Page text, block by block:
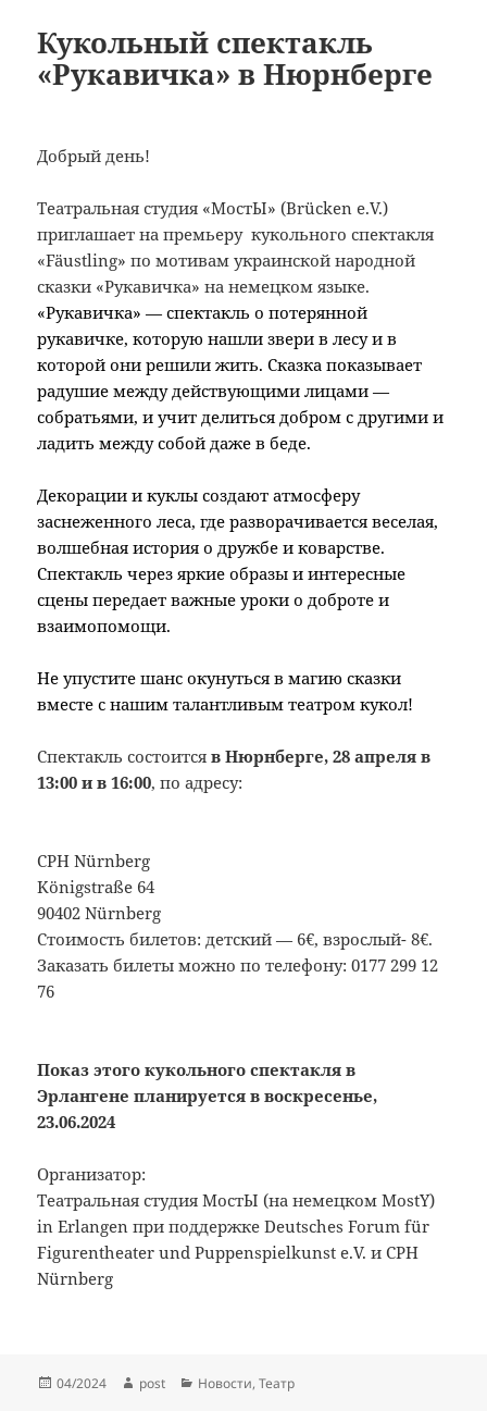
Кукольный спектакль
«Рукавичка» в Нюрнберге
Добрый день!
Театральная студия «МостЫ» (Brücken e.V.)
приглашает на премьеру кукольного спектакля
«Fäustling» по мотивам украинской народной
сказки «Рукавичка» на немецком языке.
«Рукавичка» — спектакль о потерянной
рукавичке, которую нашли звери в лесу и в
которой они решили жить. Сказка показывает
радушие между действующими лицами —
собратьями, и учит делиться добром с другими и
ладить между собой даже в беде.
Декорации и куклы создают атмосферу
заснеженного леса, где разворачивается веселая,
волшебная история о дружбе и коварстве.
Спектакль через яркие образы и интересные
сцены передает важные уроки о доброте и
взаимопомощи.
Не упустите шанс окунуться в магию сказки
вместе с нашим талантливым театром кукол!
Спектакль состоитсяв Нюрнберге, 28 апреля в
13:00 и в 16:00, по адресу:
CPH Nürnberg
Königstraße 64
90402 Nürnberg
Стоимость билетов: детский — 6€, взрослый- 8€.
Заказать билеты можно по телефону: 0177 299 12
76
Показ этого кукольного спектакля в
Эрлангене планируется в воскресенье,
23.06.2024
Организатор:
Театральная студия МостЫ (на немецком MostY)
in Erlangen при поддержке Deutsches Forum für
Figurentheater und Puppenspielkunst e.V. и CPH
Nürnberg
Опубликовано
04/2024 Автор
post Рубрики
Новости,Театр